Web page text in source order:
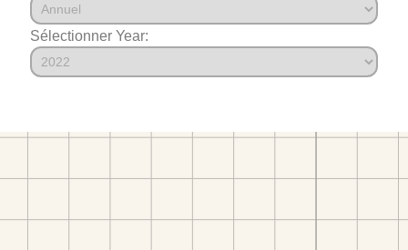
Sélectionner Year: